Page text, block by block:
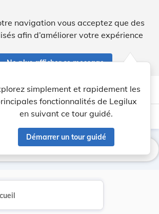
navigation vous acceptez que des
afin d’améliorer votre expérience
Ne plus afficher ce message
account_circle help Aide
simplement et rapidement les
fonctionnalités de Legilux
en suivant ce tour guidé.
Démarrer un tour guidé
light_mode dark_mode